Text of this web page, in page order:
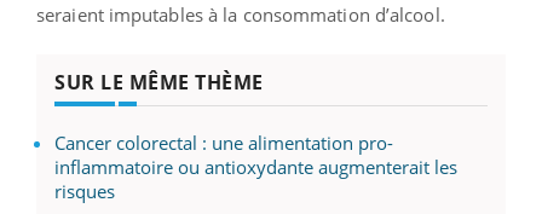
seraient imputables à la consommation d’alcool.
SUR LE MÊME THÈME
Cancer colorectal : une alimentation pro-
inflammatoire ou antioxydante augmenterait les
risques